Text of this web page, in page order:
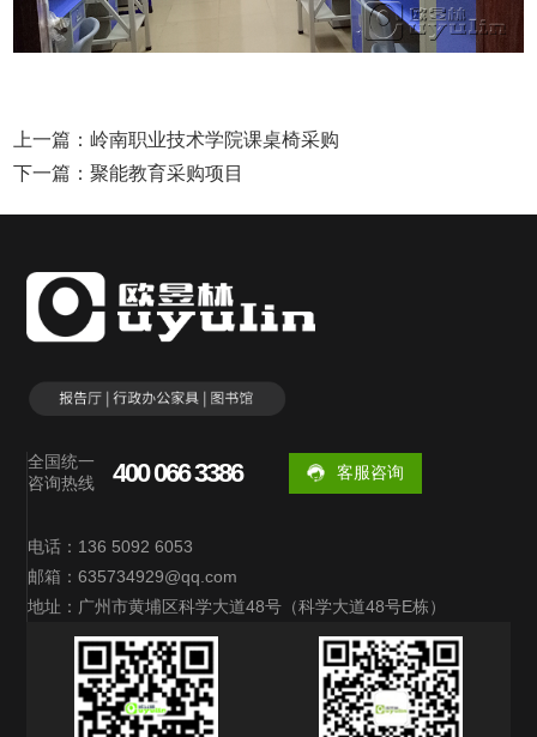
上一篇：岭南职业技术学院课桌椅采购
下一篇：聚能教育采购项目
全国统一
咨询热线
400 066 3386 客服咨询
电话：136 5092 6053
邮箱：635734929@qq.com
地址：广州市黄埔区科学大道48号（科学大道48号E栋）